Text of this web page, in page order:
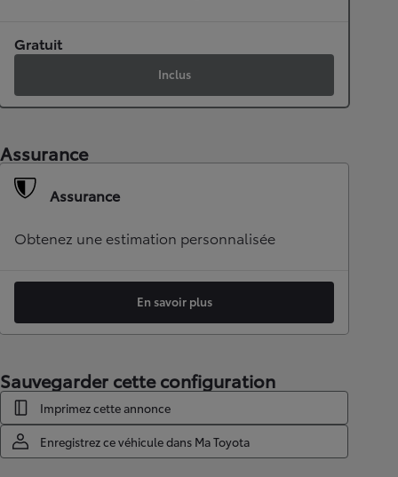
Gratuit
Inclus
Assurance
Assurance
Obtenez une estimation personnalisée
En savoir plus
Sauvegarder cette configuration
Imprimez cette annonce
Enregistrez ce véhicule dans Ma Toyota